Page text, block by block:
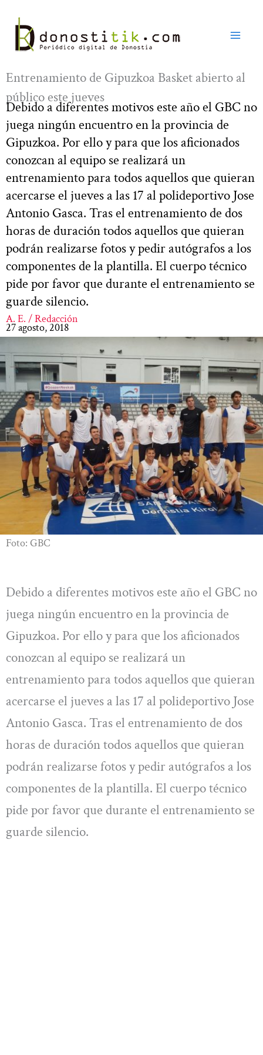
contenido
Entrenamiento de Gipuzkoa Basket abierto al
público este jueves
Debido a diferentes motivos este año el GBC no
juega ningún encuentro en la provincia de
Gipuzkoa. Por ello y para que los aficionados
conozcan al equipo se realizará un
entrenamiento para todos aquellos que quieran
acercarse el jueves a las 17 al polideportivo Jose
Antonio Gasca. Tras el entrenamiento de dos
horas de duración todos aquellos que quieran
podrán realizarse fotos y pedir autógrafos a los
componentes de la plantilla. El cuerpo técnico
pide por favor que durante el entrenamiento se
guarde silencio.
A. E. / Redacción
27 agosto, 2018
Foto: GBC
Debido a diferentes motivos este año el GBC no
juega ningún encuentro en la provincia de
Gipuzkoa. Por ello y para que los aficionados
conozcan al equipo se realizará un
entrenamiento para todos aquellos que quieran
acercarse el jueves a las 17 al polideportivo Jose
Antonio Gasca. Tras el entrenamiento de dos
horas de duración todos aquellos que quieran
podrán realizarse fotos y pedir autógrafos a los
componentes de la plantilla. El cuerpo técnico
pide por favor que durante el entrenamiento se
guarde silencio.